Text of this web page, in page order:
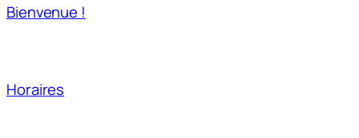
Bienvenue !
Horaires